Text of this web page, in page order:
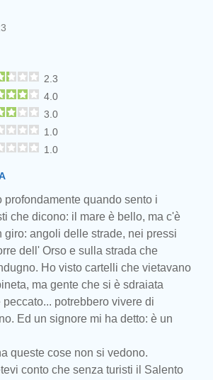
2.3
4.0
3.0
1.0
1.0
profondamente quando sento i
che dicono: il mare è bello, ma c'è
giro: angoli delle strade, nei pressi
dell' Orso e sulla strada che
Ho visto cartelli che vietavano
ma gente che si è sdraiata
potrebbero vivere di
Ed un signore mi ha detto: è un
queste cose non si vedono.
conto che senza turisti il Salento